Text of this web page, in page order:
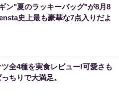
、気づいた人から結果が変わ
タルファーム ）
題」60代から宝くじ運が変わる
タルファーム ）
ン"夏のラッキーバッグ"が8月8
史上最も豪華な7点入りだよ
ツ全4種を実食レビュー!可愛さも
ちりで大満足。